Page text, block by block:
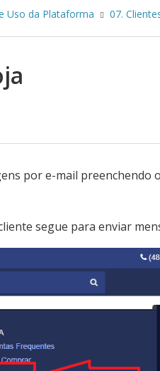
Uso da Plataforma 07.
por e-mail preenchendo
segue para enviar